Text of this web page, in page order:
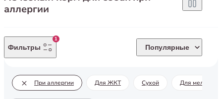
аллергии
Фильтры
1
Популярные
При аллергии Для ЖКТ Сухой Для мелких